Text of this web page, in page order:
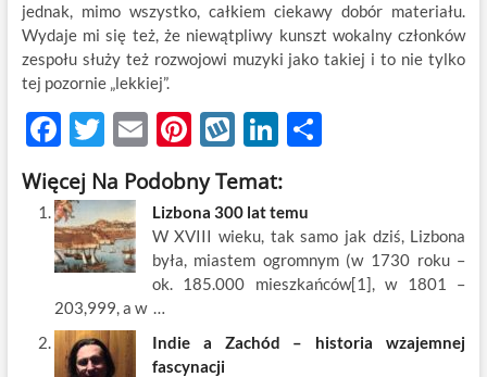
jednak, mimo wszystko, całkiem ciekawy dobór materiału.
Wydaje mi się też, że niewątpliwy kunszt wokalny członków
zespołu służy też rozwojowi muzyki jako takiej i to nie tylko
tej pozornie „lekkiej”.
F
ac
e
b
o
o
k
T
w
itt
er
E
m
ail
Pi
nt
er
es
t
W
k
o
p
Li
k
e
dI
n
S
e
Więcej Na Podobny Temat:
Lizbona 300 lat temu
W XVIII wieku, tak samo jak dziś, Lizbona
była, miastem ogromnym (w 1730 roku –
ok. 185.000 mieszkańców[1], w 1801 –
203,999, a w …
Indie a Zachód – historia wzajemnej
fascynacji